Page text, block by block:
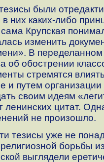
были
в них каких-либо
Крупская
изменить
В
об обострении
стремятся
и путем
своим идеям
ленинских цитат.
не произошло.
тезисы уже не
борьбы
выглядели